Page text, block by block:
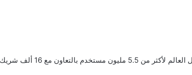
مع 16 ألف شريك، في 124 مدينة و21 دولة.